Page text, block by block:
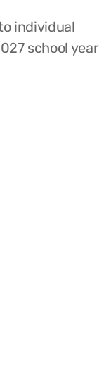
individual
school year